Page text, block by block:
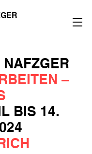
NAFZGER
–
BIS 14.